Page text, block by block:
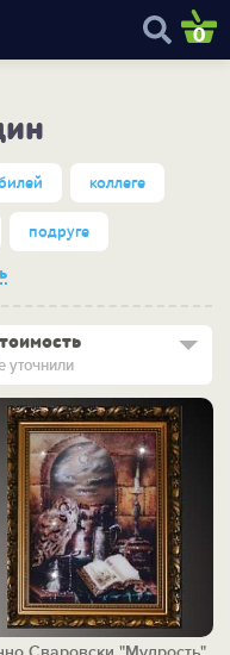
0
коллеге
подруге
уточнили